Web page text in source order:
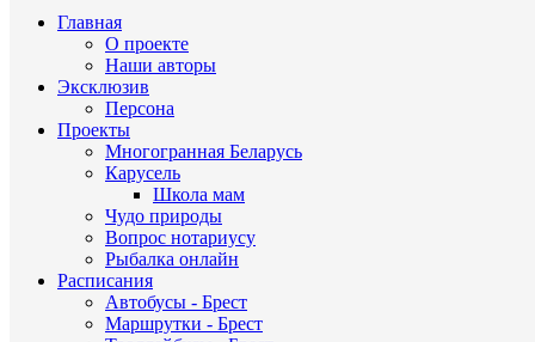
Главная
О проекте
Наши авторы
Эксклюзив
Персона
Проекты
Многогранная Беларусь
Карусель
Школа мам
Чудо природы
Вопрос нотариусу
Рыбалка онлайн
Расписания
Автобусы - Брест
Маршрутки - Брест